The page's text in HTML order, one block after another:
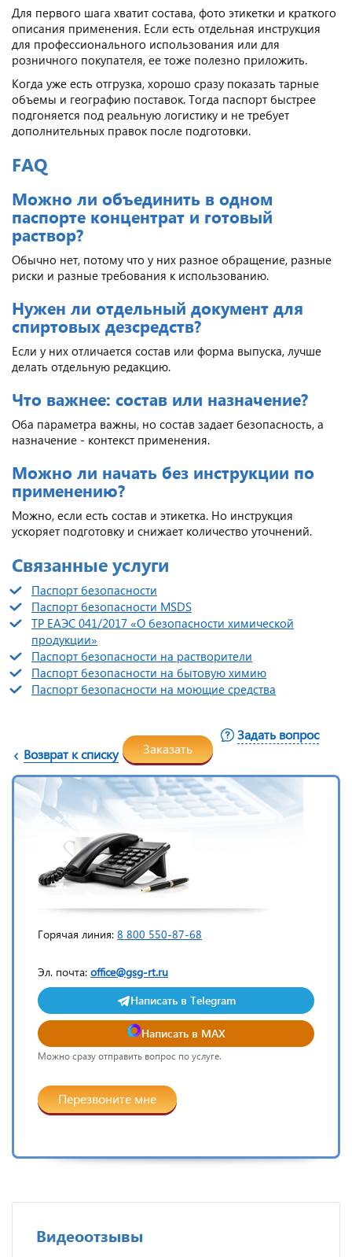
Для первого шага хватит состава, фото этикетки и краткого
описания применения. Если есть отдельная инструкция
для профессионального использования или для
розничного покупателя, ее тоже полезно приложить.
Когда уже есть отгрузка, хорошо сразу показать тарные
объемы и географию поставок. Тогда паспорт быстрее
подгоняется под реальную логистику и не требует
дополнительных правок после подготовки.
FAQ
Можно ли объединить в одном
паспорте концентрат и готовый
раствор?
Обычно нет, потому что у них разное обращение, разные
риски и разные требования к использованию.
Нужен ли отдельный документ для
спиртовых дезсредств?
Если у них отличается состав или форма выпуска, лучше
делать отдельную редакцию.
Что важнее: состав или назначение?
Оба параметра важны, но состав задает безопасность, а
назначение - контекст применения.
Можно ли начать без инструкции по
применению?
Можно, если есть состав и этикетка. Но инструкция
ускоряет подготовку и снижает количество уточнений.
Связанные услуги
Паспорт безопасности
Паспорт безопасности MSDS
ТР ЕАЭС 041/2017 «О безопасности химической
продукции»
Паспорт безопасности на растворители
Паспорт безопасности на бытовую химию
Паспорт безопасности на моющие средства
Возврат к списку Заказать
Задать вопрос
Горячая линия: 8 800 550-87-68
Эл. почта: office@gsg-rt.ru
Написать в Telegram
Написать в MAX
Можно сразу отправить вопрос по услуге.
Перезвоните мне
Видеоотзывы